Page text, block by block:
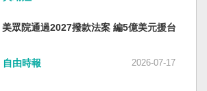
治工作部主任苗華、前信息支援部
許學強、前西部戰區政委李鳳彪、
普校、前東部戰區政委劉青松、前
員吳亞男、前南部戰區政委王文
美眾院通過2027撥款法案 編5億美元援台
自由時報 2026-07-17